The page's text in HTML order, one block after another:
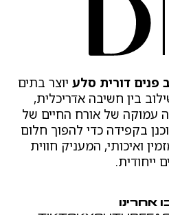
פנים דורית סלע יוצר בתים
בין חשיבה אדריכלית,
עמוקה של אורח החיים של
בקפידה כדי להפוך חלום
ואיכותי, המעניק חווית
ייחודית.
אחרינו